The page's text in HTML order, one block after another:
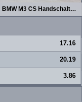
BMW M3 CS Handschalter (2027)
17.16
20.19
3.86